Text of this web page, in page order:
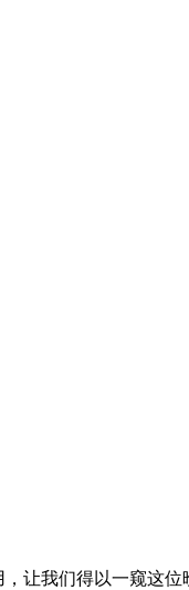
我们得以一窥这位